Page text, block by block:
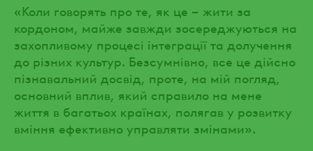
«Коли говорять про те, як це – жити за
кордоном, майже завжди зосереджуються на
захопливому процесі інтеграції та долучення
до різних культур. Безсумнівно, все це дійсно
пізнавальний досвід, проте, на мій погляд,
основний вплив, який справило на мене
життя в багатьох країнах, полягав у розвитку
вміння ефективно управляти змінами».